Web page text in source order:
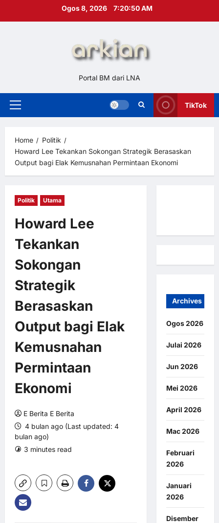
Ogos 8, 2026 7:20:52 AM
Portal BM dari LNA
Primary
TikTok
Home
Politik
Howard Lee Tekankan Sokongan Strategik Berasaskan
Output bagi Elak Kemusnahan Permintaan Ekonomi
Politik Utama
Howard Lee
Tekankan
Sokongan
Strategik
Berasaskan
Output bagi Elak
Kemusnahan
Permintaan
Ekonomi
E Berita E Berita
4 bulan ago (Last updated: 4
bulan ago)
3 minutes read
Archives
Ogos 2026
Julai 2026
Jun 2026
Mei 2026
April 2026
Mac 2026
Februari
2026
Januari
2026
Disember